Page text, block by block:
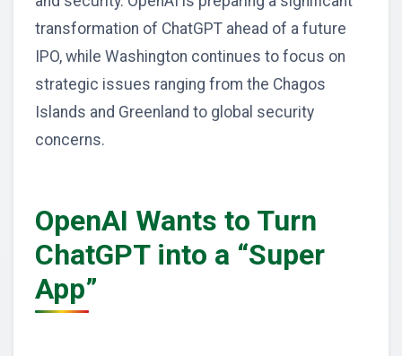
transformation of ChatGPT ahead of a future
IPO, while Washington continues to focus on
strategic issues ranging from the Chagos
Islands and Greenland to global security
concerns.
OpenAI Wants to Turn
ChatGPT into a “Super
App”